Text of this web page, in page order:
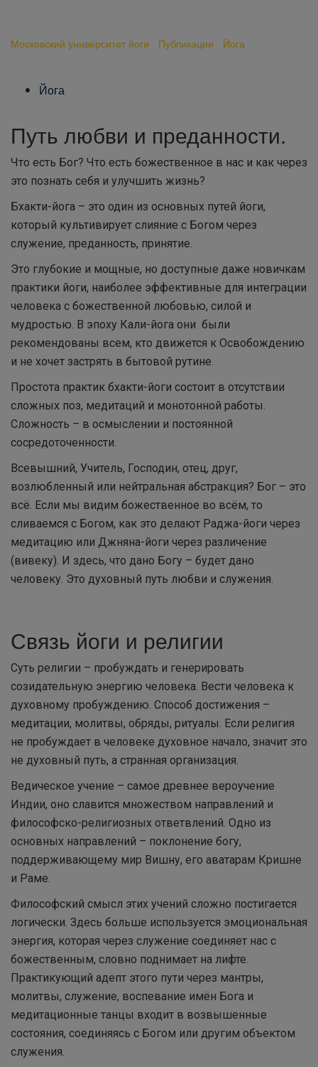
Московский университет йоги Публикации Йога
Йога
Путь любви и преданности.
Что есть Бог? Что есть божественное в нас и как через
это познать себя и улучшить жизнь?
Бхакти-йога – это один из основных путей йоги,
который культивирует слияние с Богом через
служение, преданность, принятие.
Это глубокие и мощные, но доступные даже новичкам
практики йоги, наиболее эффективные для интеграции
человека с божественной любовью, силой и
мудростью. В эпоху Кали-йога они были
рекомендованы всем, кто движется к Освобождению
и не хочет застрять в бытовой рутине.
Простота практик бхакти-йоги состоит в отсутствии
сложных поз, медитаций и монотонной работы.
Сложность – в осмыслении и постоянной
сосредоточенности.
Всевышний, Учитель, Господин, отец, друг,
возлюбленный или нейтральная абстракция? Бог – это
всё. Если мы видим божественное во всём, то
сливаемся с Богом, как это делают Раджа-йоги через
медитацию или Джняна-йоги через различение
(вивеку). И здесь, что дано Богу – будет дано
человеку. Это духовный путь любви и служения.
Связь йоги и религии
Суть религии – пробуждать и генерировать
созидательную энергию человека. Вести человека к
духовному пробуждению. Способ достижения –
медитации, молитвы, обряды, ритуалы. Если религия
не пробуждает в человеке духовное начало, значит это
не духовный путь, а странная организация.
Ведическое учение – самое древнее вероучение
Индии, оно славится множеством направлений и
философско-религиозных ответвлений. Одно из
основных направлений – поклонение богу,
поддерживающему мир Вишну, его аватарам Кришне
и Раме.
Философский смысл этих учений сложно постигается
логически. Здесь больше используется эмоциональная
энергия, которая через служение соединяет нас с
божественным, словно поднимает на лифте.
Практикующий адепт этого пути через мантры,
молитвы, служение, воспевание имён Бога и
медитационные танцы входит в возвышенные
состояния, соединяясь с Богом или другим объектом
служения.